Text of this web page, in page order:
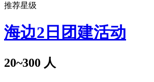
推荐星级
海边2日团建活动
20~300 人